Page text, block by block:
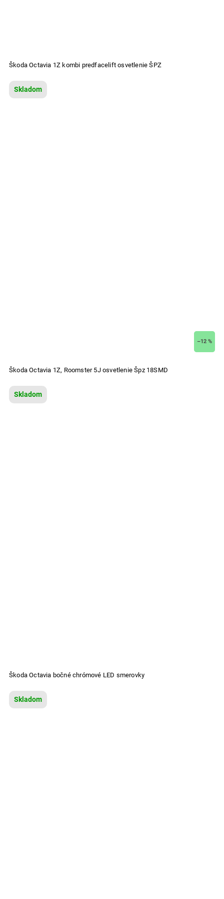
Škoda Octavia 1Z kombi predfacelift osvetlenie ŠPZ
Skladom
–12 %
Škoda Octavia 1Z, Roomster 5J osvetlenie Špz 18SMD
Skladom
Škoda Octavia bočné chrómové LED smerovky
Skladom